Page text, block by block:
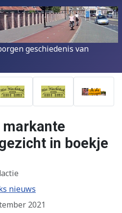
geschiedenis van
markante
in boekje
nieuws
2021